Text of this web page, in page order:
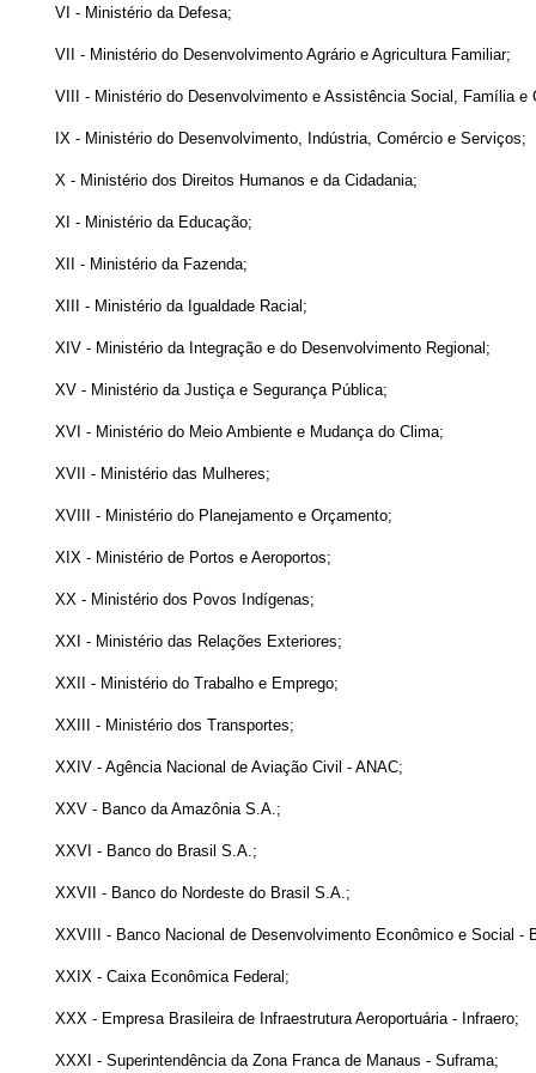
VI - Ministério da Defesa;
VII - Ministério do Desenvolvimento Agrário e Agricultura Familiar;
VIII - Ministério do Desenvolvimento e Assistência Social, Família e
IX - Ministério do Desenvolvimento, Indústria, Comércio e Serviços;
X - Ministério dos Direitos Humanos e da Cidadania;
XI - Ministério da Educação;
XII - Ministério da Fazenda;
XIII - Ministério da Igualdade Racial;
XIV - Ministério da Integração e do Desenvolvimento Regional;
XV - Ministério da Justiça e Segurança Pública;
XVI - Ministério do Meio Ambiente e Mudança do Clima;
XVII - Ministério das Mulheres;
XVIII - Ministério do Planejamento e Orçamento;
XIX - Ministério de Portos e Aeroportos;
XX - Ministério dos Povos Indígenas;
XXI - Ministério das Relações Exteriores;
XXII - Ministério do Trabalho e Emprego;
XXIII - Ministério dos Transportes;
XXIV - Agência Nacional de Aviação Civil - ANAC;
XXV - Banco da Amazônia S.A.;
XXVI - Banco do Brasil S.A.;
XXVII - Banco do Nordeste do Brasil S.A.;
XXVIII - Banco Nacional de Desenvolvimento Econômico e Social -
XXIX - Caixa Econômica Federal;
XXX - Empresa Brasileira de Infraestrutura Aeroportuária - Infraero;
XXXI - Superintendência da Zona Franca de Manaus - Suframa;